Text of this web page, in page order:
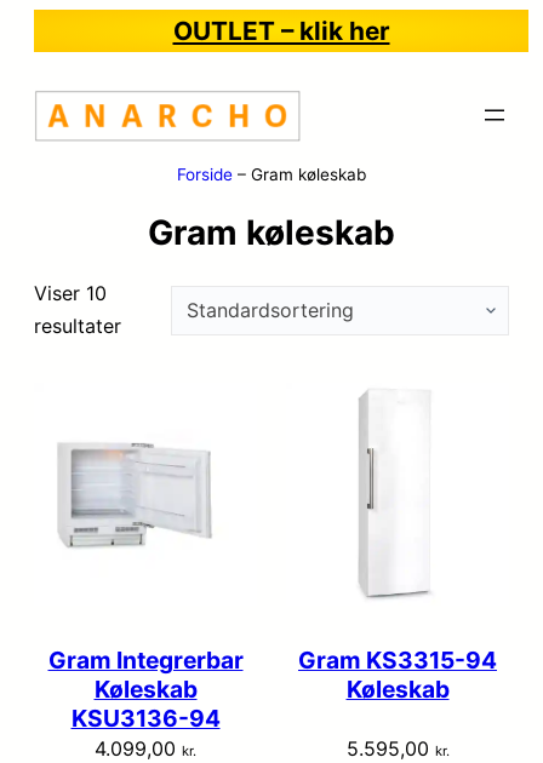
OUTLET – klik her
Forside – Gram køleskab
Gram køleskab
Viser 10
resultater
Gram Integrerbar
Køleskab
KSU3136-94
4.099,00 kr.
Gram KS3315-94
Køleskab
5.595,00 kr.